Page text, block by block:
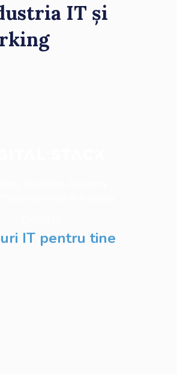
IT și
IT pentru tine